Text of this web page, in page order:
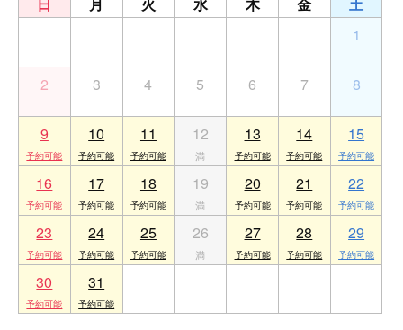
1
2 3 4 5 6 7 8
9 10 11 12 13 14 15
16 17 18 19 20 21 22
23 24 25 26 27 28 29
30 31